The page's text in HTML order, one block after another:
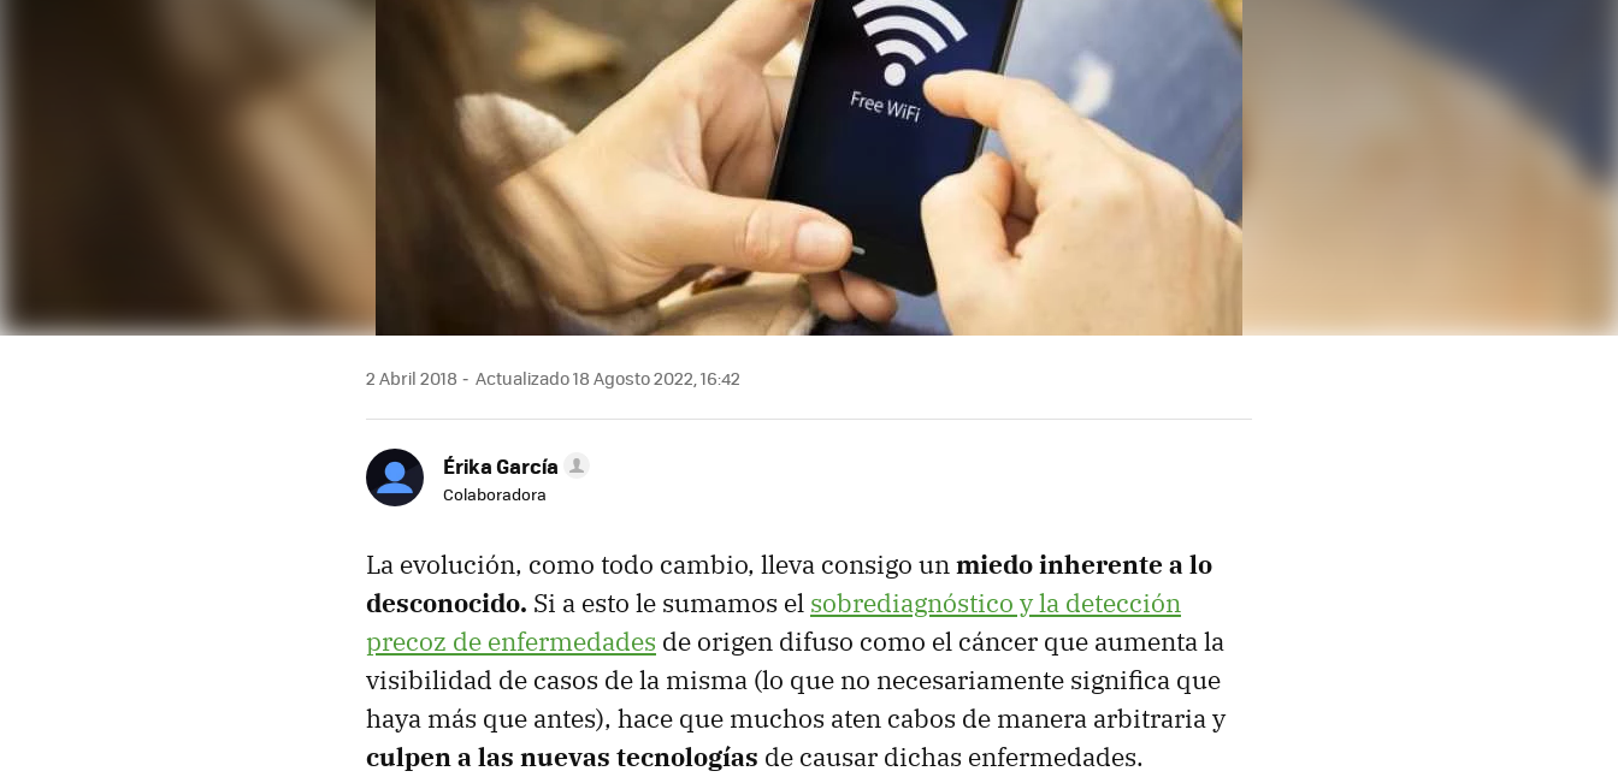
2 Abril 2018 Actualizado 18 Agosto 2022, 16:42
Érika García
Colaboradora
La evolución, como todo cambio, lleva consigo unmiedo inherente a lo
desconocido. Si a esto le sumamos el sobrediagnóstico y la detección
precoz de enfermedades de origen difuso como el cáncer que aumenta la
visibilidad de casos de la misma (lo que no necesariamente significa que
haya más que antes), hace que muchos aten cabos de manera arbitraria y
culpen a las nuevas tecnologías de causar dichas enfermedades.